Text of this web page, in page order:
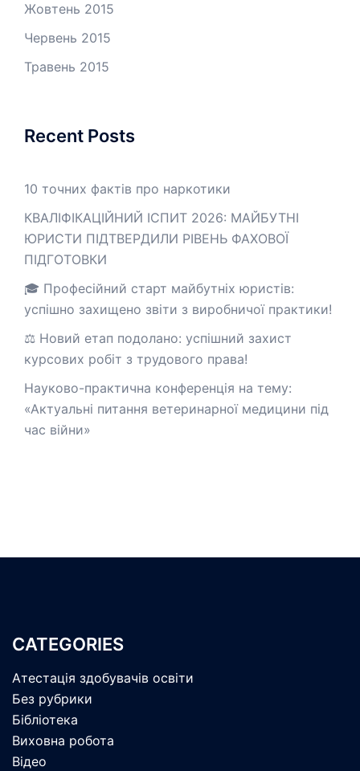
Жовтень 2015
Червень 2015
Травень 2015
Recent Posts
10 точних фактів про наркотики
КВАЛІФІКАЦІЙНИЙ ІСПИТ 2026: МАЙБУТНІ
ЮРИСТИ ПІДТВЕРДИЛИ РІВЕНЬ ФАХОВОЇ
ПІДГОТОВКИ
🎓 Професійний старт майбутніх юристів:
успішно захищено звіти з виробничої практики!
⚖️ Новий етап подолано: успішний захист
курсових робіт з трудового права!
Науково-практична конференція на тему:
«Актуальні питання ветеринарної медицини під
час війни»
CATEGORIES
Атестація здобувачів освіти
Без рубрики
Бібліотека
Виховна робота
Відео